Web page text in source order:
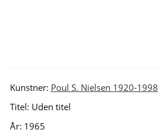
Kunstner: Poul S. Nielsen 1920-1998
Titel: Uden titel
År: 1965